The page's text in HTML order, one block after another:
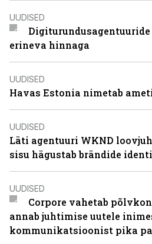
UUDISED
erineva hinnaga
UUDISED
Havas Estonia nimetab
UUDISED
Läti agentuuri WKND
sisu hägustab brändide
UUDISED
Corpore vahetab
annab juhtimise uutele
kommunikatsioonist pika